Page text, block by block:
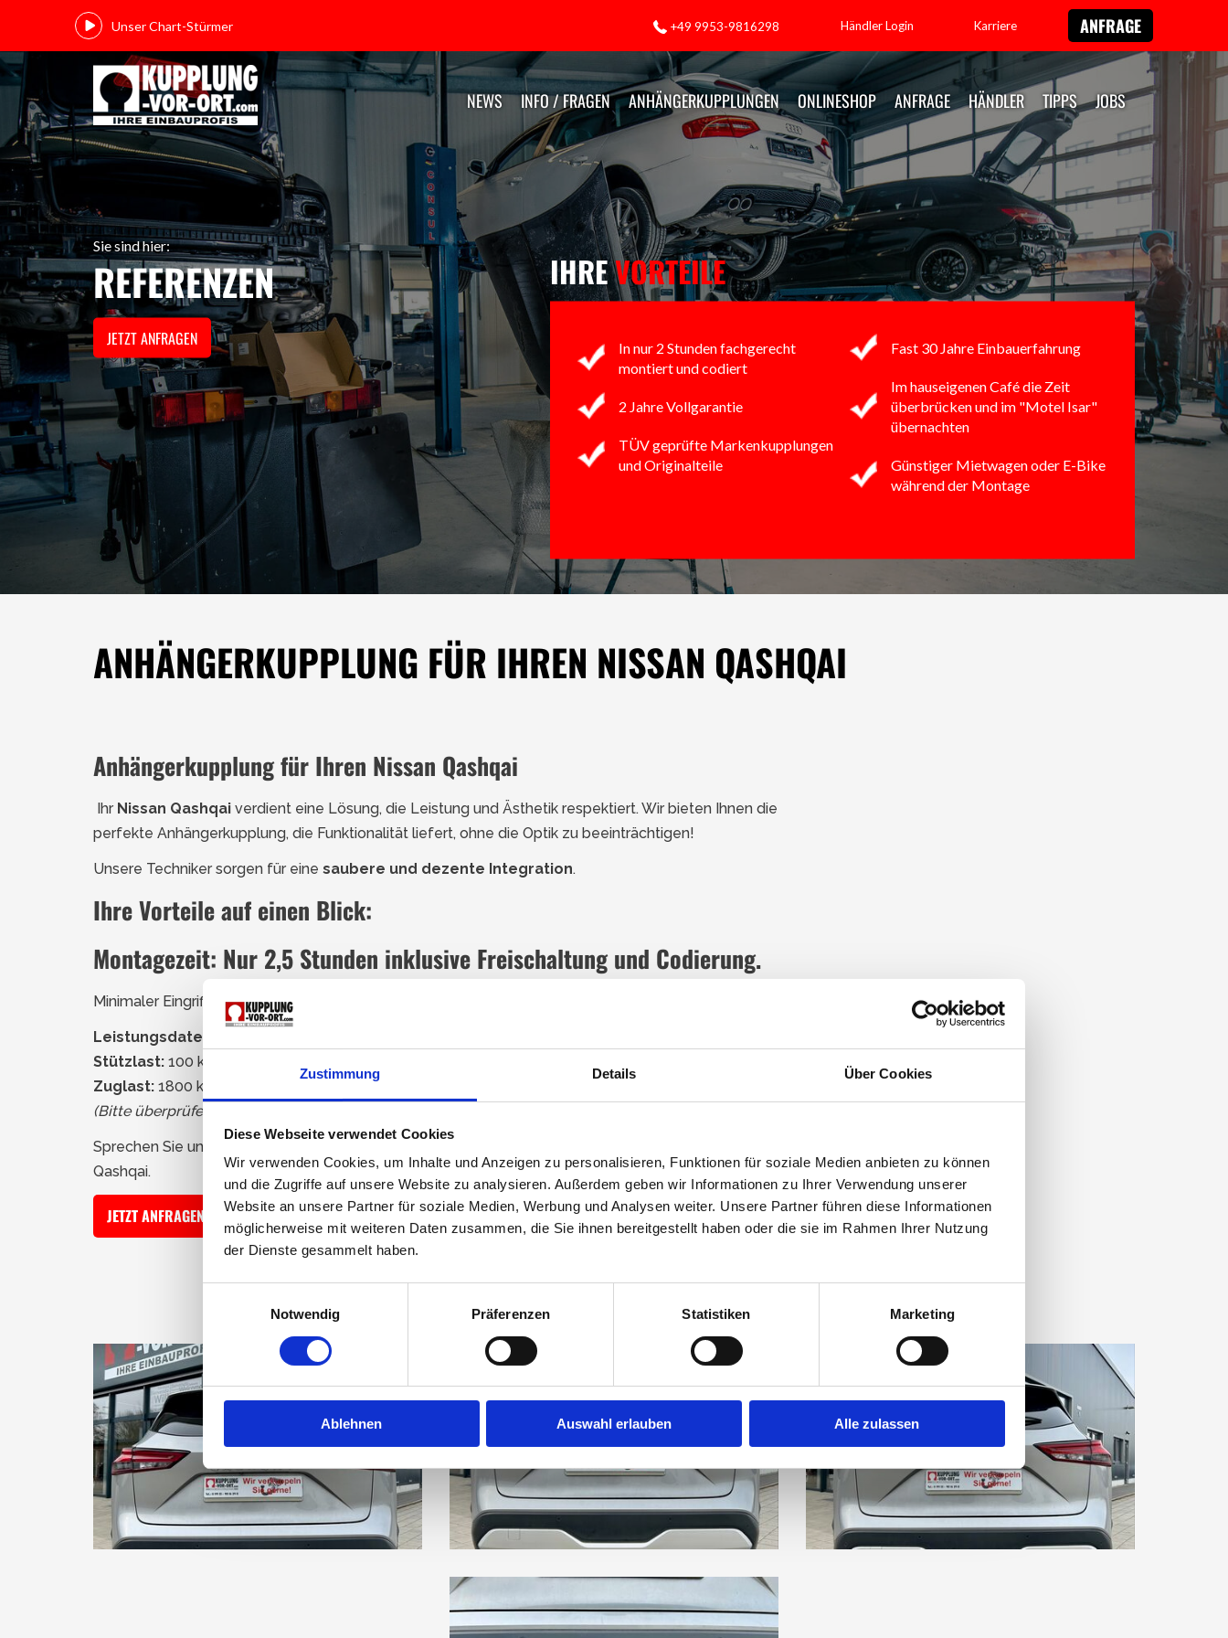
Zustimmung Details Über Cookies
Diese Webseite verwendet Cookies
Wir verwenden Cookies, um Inhalte und Anzeigen zu personalisieren, Funktionen für soziale Medien anbieten zu können
und die Zugriffe auf unsere Website zu analysieren. Außerdem geben wir Informationen zu Ihrer Verwendung unserer
Website an unsere Partner für soziale Medien, Werbung und Analysen weiter. Unsere Partner führen diese Informationen
möglicherweise mit weiteren Daten zusammen, die Sie ihnen bereitgestellt haben oder die sie im Rahmen Ihrer Nutzung
der Dienste gesammelt haben.
Notwendig
Präferenzen Statistiken Marketing
Ablehnen Auswahl erlauben Alle zulassen
Unser Chart-Stürmer +49 9953-9816298 Händler Login Karriere ANFRAGE
NEWS INFO / FRAGEN ANHÄNGERKUPPLUNGEN ONLINESHOP ANFRAGE HÄNDLER TIPPS JOBS
Sie sind hier:
REFERENZEN
JETZT ANFRAGEN
IHREVORTEILE
In nur 2 Stunden fachgerecht
montiert und codiert
2 Jahre Vollgarantie
TÜV geprüfte Markenkupplungen
und Originalteile
Fast 30 Jahre Einbauerfahrung
Im hauseigenen Cafédie Zeit
überbrückenund im "Motel Isar"
übernachten
Günstiger Mietwagen oder E-Bike
während der Montage
ANHÄNGERKUPPLUNG FÜR IHREN NISSAN QASHQAI
Anhängerkupplung für Ihren Nissan Qashqai
Ihr Nissan Qashqai verdient eine Lösung, die Leistung und Ästhetik respektiert. Wir bieten Ihnen die
perfekte Anhängerkupplung, die Funktionalität liefert, ohne die Optik zu beeinträchtigen!
Unsere Techniker sorgen für eine saubere und dezente Integration.
Ihre Vorteile auf einen Blick:
Montagezeit: Nur 2,5 Stunden inklusive Freischaltung und Codierung.
Minimaler Eingriff für eine dauerhaft schöne Optik.
Leistungsdaten:
Stützlast: 100 kg
Zuglast: 1800 kg (gebremst) / 725 kg (ungebremst)
(Bitte überprüfen Sie die genauen Lasten in Ihren Fahrzeugpapieren.)
Sprechen Sie uns an – wir beraten Sie jederzeit gerne und finden die passende Lösung für Ihren Nissan
Qashqai.
JETZT ANFRAGEN!